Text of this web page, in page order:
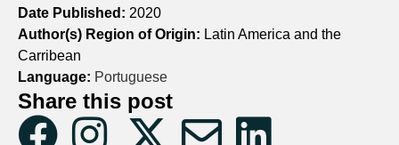
Date Published: 2020
Author(s) Region of Origin: Latin America and the
Carribean
Language: Portuguese
Share this post